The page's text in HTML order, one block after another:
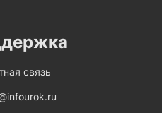
связь